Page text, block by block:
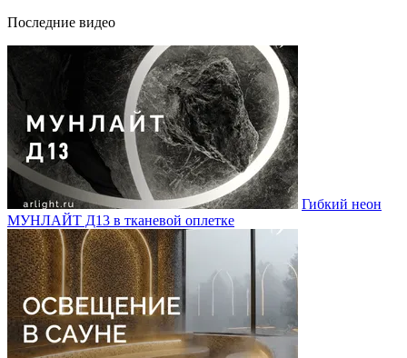
Последние видео
Гибкий неон
МУНЛАЙТ Д13 в тканевой оплетке